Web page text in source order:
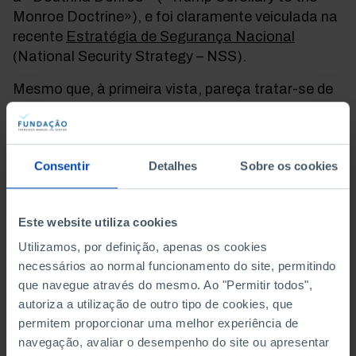
Consentir Detalhes Sobre os cookies
Este website utiliza cookies
Utilizamos, por definição, apenas os cookies
necessários ao normal funcionamento do site, permitindo
que navegue através do mesmo. Ao "Permitir todos",
autoriza a utilização de outro tipo de cookies, que
permitem proporcionar uma melhor experiência de
navegação, avaliar o desempenho do site ou apresentar
Monroe Doctrine»), e foi claramente veiculada na
recente Estratégia de Segurança Nacional
(National Security Strategy – NSS).
Mesmo que, à primeira vista, pareça tratar-se de
adeptos do realismo nas relações internacionais,
também não resiste a uma análise mais profunda.
de se preocupar com a interferência militar de
grandes potências rivais no hemisfério ocidental.
Quase um século depois de ter sido anunciada, a
visão do presidente James Monroe foi finalmente
posta em prática, e os Estados Unidos
conseguiram expulsar todas as outras grandes
potências do hemisfério, tirando partido das